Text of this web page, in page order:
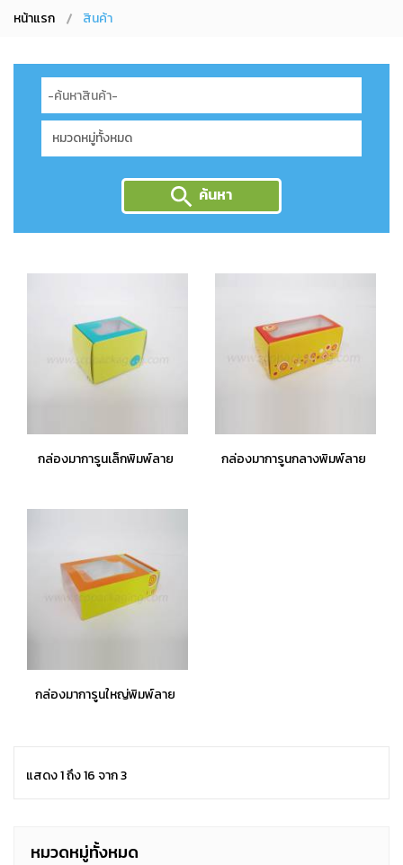
หน้าแรก สินค้า
ค้นหา
กล่องมาการูนเล็กพิมพ์ลาย กล่องมาการูนกลางพิมพ์ลาย
กล่องมาการูนใหญ่พิมพ์ลาย
แสดง 1 ถึง 16 จาก 3
หมวดหมู่ทั้งหมด